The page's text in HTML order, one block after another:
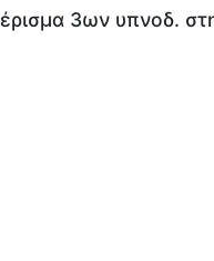
3ων υπνοδ.